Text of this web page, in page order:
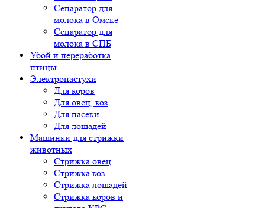
Сепаратор для
молока в Омске
Сепаратор для
молока в СПБ
Убой и переработка
птицы
Электропастухи
Для коров
Для овец, коз
Для пасеки
Для лошадей
Машинки для стрижки
животных
Стрижка овец
Стрижка коз
Стрижка лошадей
Стрижка коров и